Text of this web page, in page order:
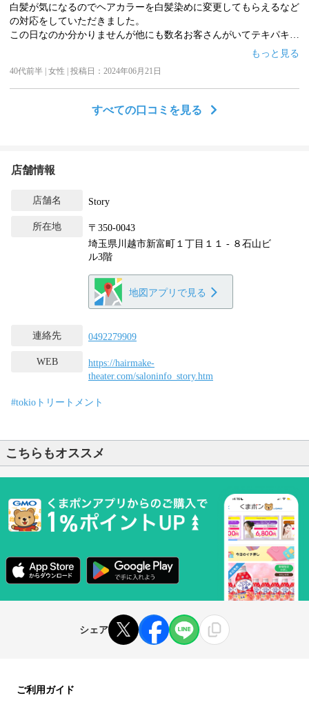
白髪が気になるのでヘアカラーを白髪染めに変更してもらえるなど
の対応をしていただきました。
この日なのか分かりませんが他にも数名お客さんがいてテキパキと
ありがとうございました。
もっと見る
40代前半 | 女性 | 投稿日：2024年06月21日
すべての口コミを見る
店舗情報
店舗名 Story
所在地
〒350-0043
埼玉県川越市新富町１丁目１１ - ８石山ビ
ル3階
地図アプリで見る
連絡先 0492279909
WEB
https://hairmake-
theater.com/saloninfo_story.htm
#tokioトリートメント
こちらもオススメ
シェア
ご利用ガイド